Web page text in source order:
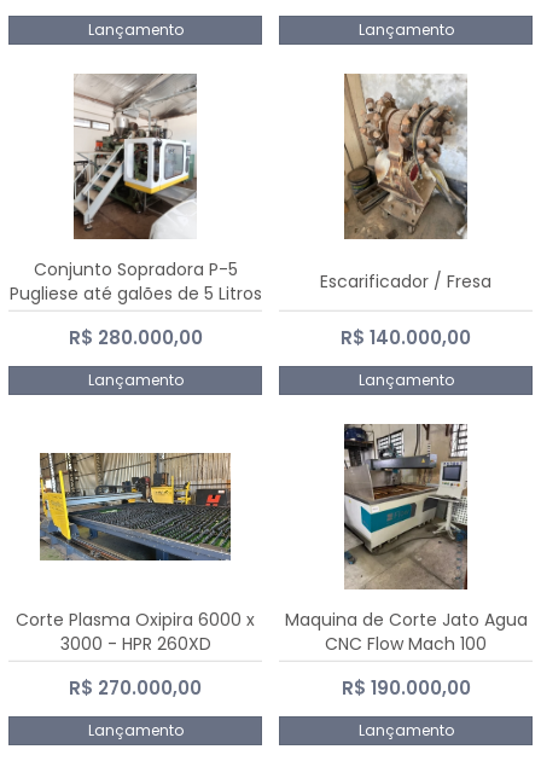
Lançamento Lançamento
Conjunto Sopradora P-5
Pugliese até galões de 5 Litros
R$ 280.000,00
Lançamento
Escarificador / Fresa
R$ 140.000,00
Lançamento
Corte Plasma Oxipira 6000 x
3000 - HPR 260XD
R$ 270.000,00
Lançamento
Maquina de Corte Jato Agua
CNC Flow Mach 100
R$ 190.000,00
Lançamento